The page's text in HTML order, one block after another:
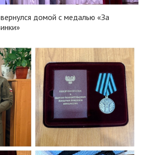
домой с медалью «За